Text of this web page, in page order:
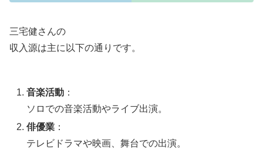
三宅健さんの
収入源は主に以下の通りです。
音楽活動 ：
ソロでの音楽活動やライブ出演。
俳優業 ：
テレビドラマや映画、舞台での出演。